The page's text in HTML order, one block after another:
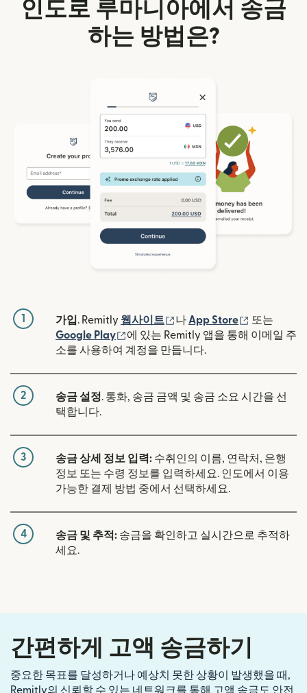
인도로 루마니아에서 송금
하는 방법은?
1 가입. Remitly 웹사이트 (새 창에서 열림)
나App Store (새 창에서
또는
Google Play
(새 창에서 열림)
에 있는 Remitly 앱을 통해 이메일 주
소를 사용하여 계정을 만듭니다.
2 송금 설정. 통화, 송금 금액 및 송금 소요 시간을 선
택합니다.
3 송금 상세 정보 입력: 수취인의 이름, 연락처, 은행
정보 또는 수령 정보를 입력하세요. 인도에서 이용
가능한 결제 방법 중에서 선택하세요.
4 송금 및 추적: 송금을 확인하고 실시간으로 추적하
세요.
간편하게 고액 송금하기
중요한 목표를 달성하거나 예상치 못한 상황이 발생했을 때,
Remitly의 신뢰할 수 있는 네트워크를 통해 고액 송금도 안전